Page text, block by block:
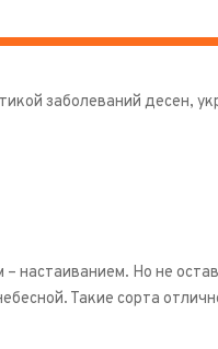
заболеваний десен,
настаиванием. Но не
Такие сорта